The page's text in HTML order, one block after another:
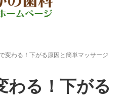
変わる！下がる原因と簡単マッサージ
わる！下がる